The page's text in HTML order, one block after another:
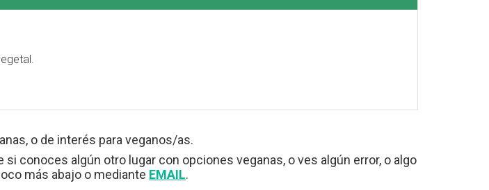
o de interés para veganos/as.
conoces algún otro lugar con opciones veganas, o ves algún error, o algo
más abajo o mediante EMAIL.